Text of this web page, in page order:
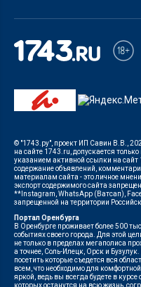
© "1743.ру", проект ИП Савин В.В.,
на сайте 1743.ru, допускается
указанием активной ссылки на сайт
содержание объявлений,
материалам сайта - это личное
экспорт содержимого сайта
**Instagram, WhatsApp (Ватсап),
запрещенной на территории
Портал Оренбурга
В Оренбурге проживает более 500
событиях своего города. Для этой
не только в пределах мегаполиса
а точнее, Соль-Илецк, Орск и
посетить которые съедется вся
всем, что необходимо для
яркой, ведь вы всегда будете в